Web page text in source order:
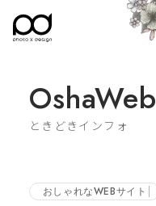
OshaWeb
ときどきインフォ
おしゃれなWEBサイト